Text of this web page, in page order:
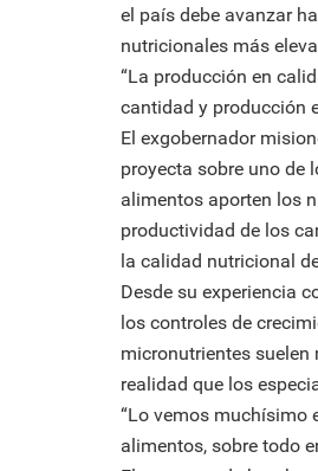
el país debe avanzar
nutricionales más
“La producción en
cantidad y producción
El exgobernador
proyecta sobre uno de
alimentos aporten los
productividad de los
la calidad nutricional
Desde su experiencia
los controles de
micronutrientes
realidad que los
“Lo vemos muchísimo
alimentos, sobre todo